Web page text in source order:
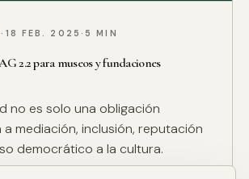
· 18 FEB. 2025 · 5 MIN
2.2 para museos y fundaciones
no es solo una obligación
mediación, inclusión, reputación
democrático a la cultura.